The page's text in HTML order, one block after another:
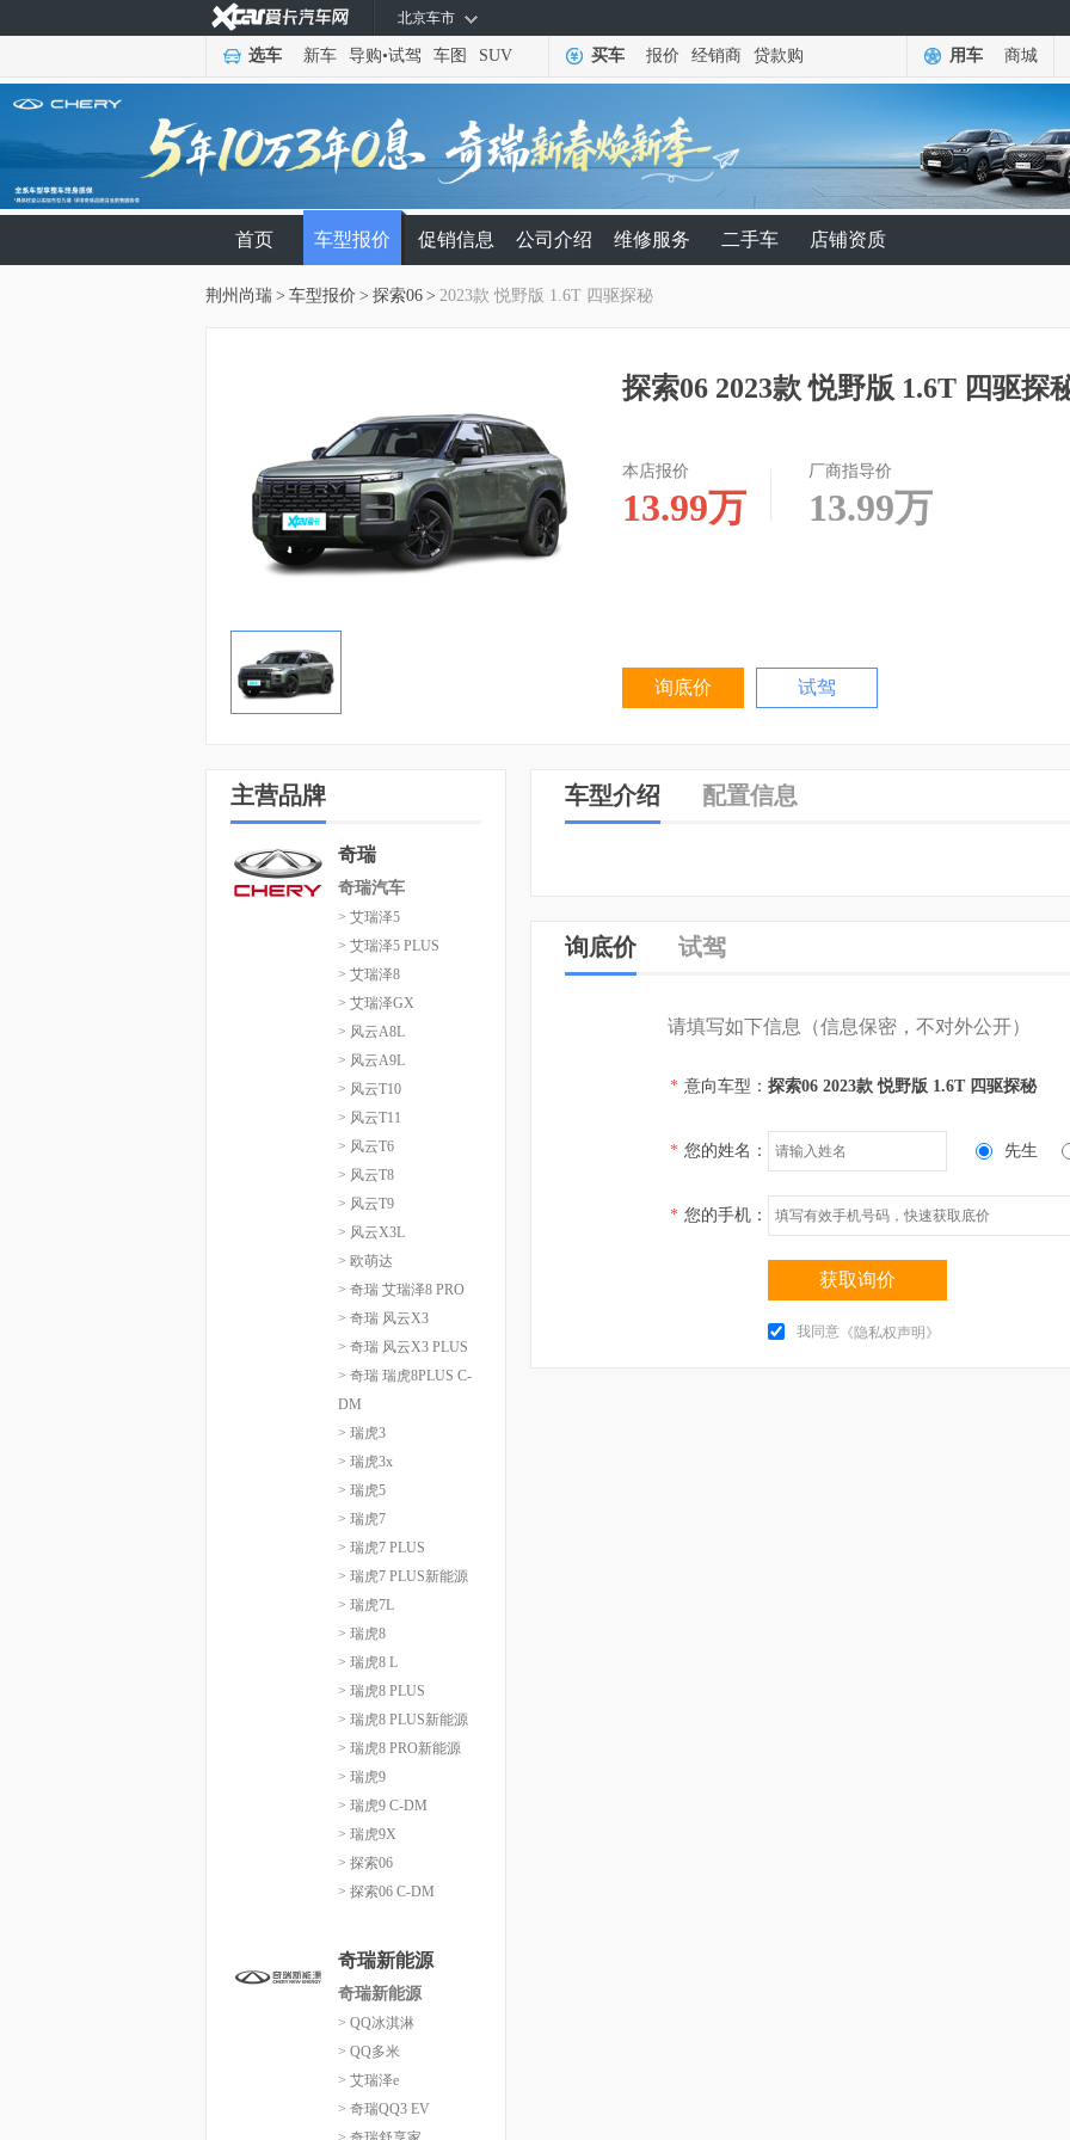
北京车市
选车 新车 导购•试驾 车图 SUV 买车 报价 经销商 贷款购 用车 商城
首页 车型报价 促销信息 公司介绍 维修服务 二手车 店铺资质
荆州尚瑞 > 车型报价 > 探索06 > 2023款 悦野版 1.6T 四驱探秘
探索06 2023款 悦野版 1.6T 四驱探
本店报价
13.99万
厂商指导价
13.99万
询底价 试驾
主营品牌
奇瑞
奇瑞汽车
> 艾瑞泽5
> 艾瑞泽5 PLUS
> 艾瑞泽8
> 艾瑞泽GX
> 风云A8L
> 风云A9L
> 风云T10
> 风云T11
> 风云T6
> 风云T8
> 风云T9
> 风云X3L
> 欧萌达
> 奇瑞 艾瑞泽8 PRO
> 奇瑞 风云X3
> 奇瑞 风云X3 PLUS
> 奇瑞 瑞虎8PLUS C-
DM
> 瑞虎3
> 瑞虎3x
> 瑞虎5
> 瑞虎7
> 瑞虎7 PLUS
> 瑞虎7 PLUS新能源
> 瑞虎7L
> 瑞虎8
> 瑞虎8 L
> 瑞虎8 PLUS
> 瑞虎8 PLUS新能源
> 瑞虎8 PRO新能源
> 瑞虎9
> 瑞虎9 C-DM
> 瑞虎9X
> 探索06
> 探索06 C-DM
奇瑞新能源
奇瑞新能源
> QQ冰淇淋
> QQ多米
> 艾瑞泽e
> 奇瑞QQ3 EV
车型介绍 配置信息
询底价 试驾
请填写如下信息（信息保密，不对外公开）
* 意向车型： 探索06 2023款 悦野版 1.6T 四驱探秘
* 您的姓名： 先生
* 您的手机：
获取询价
我同意 《隐私权声明》